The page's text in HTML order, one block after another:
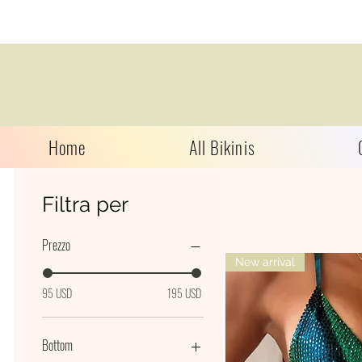
Home All Bikinis
Filtra per
Prezzo
95 USD 195 USD
Bottom
New arrival